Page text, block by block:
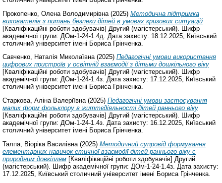
Прокопенко, Олена Володимирівна (2025) Методична підтримка
вихователів з питань безпеки дітей в умовах кризових ситуацій
[Кваліфікаційні роботи здобувачів] Другий (магістерський). Шифр
академічної групи: ДОм-1-24-1.4д. Дата захисту: 18.12.2025, Київський
столичний університет імені Бориса Грінченка.
Савченко, Наталія Миколаївна(2025) Педагогічні умови використання
цифрових пристроїв у освітній взаємодії з дітьми дошкільного віку
[Кваліфікаційні роботи здобувачів] Другий (магістерський). Шифр
академічної групи: ДОм-1-24-1.4з. Дата захисту: 17.12.2025, Київський
столичний університет імені Бориса Грінченка.
Старкова, Аліна Валеріївна(2025) Педагогічні умови застосування
малих форм фольклору в життєдіяльності дітей раннього віку
[Кваліфікаційні роботи здобувачів] Другий (магістерський). Шифр
академічної групи: ДОм-1-24-1.4з. Дата захисту: 16.12.2025, Київський
столичний університет імені Бориса Грінченка.
Талпа, Віоріка Василівна(2025) Методичний супровід формування
елементарних навичок етичної взаємодії дітей раннього віку с
природним довкіллям [Кваліфікаційні роботи здобувачів] Другий
(магістерський). Шифр академічної групи: ДОм-1-24-1.4з. Дата захисту:
17.12.2025, Київський столичний університет імені Бориса Грінченка.